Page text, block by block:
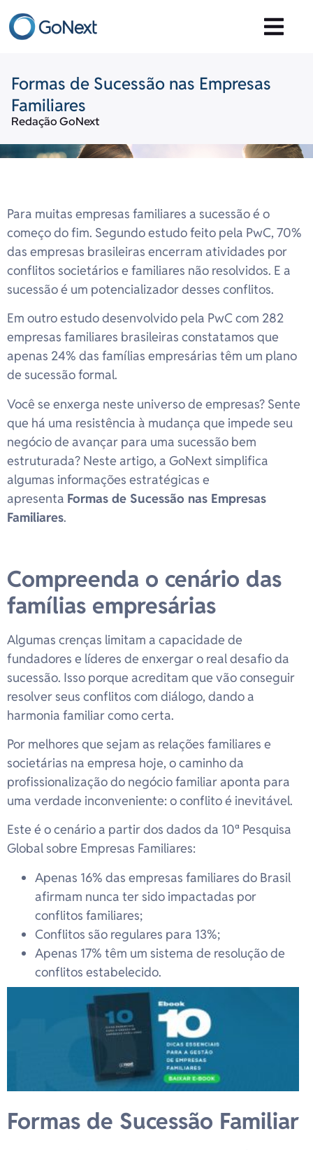
Formas de Sucessão nas Empresas
Familiares
Redação GoNext
Para muitas empresas familiares a sucessão é o
começo do fim. Segundo estudo feito pela PwC, 70%
das empresas brasileiras encerram atividades por
conflitos societários e familiares não resolvidos. E a
sucessão é um potencializador desses conflitos.
Em outro estudo desenvolvido pela PwC com 282
empresas familiares brasileiras constatamos que
apenas 24% das famílias empresárias têm um plano
de sucessão formal.
Você se enxerga neste universo de empresas? Sente
que há uma resistência à mudança que impede seu
negócio de avançar para uma sucessão bem
estruturada? Neste artigo, a GoNext simplifica
algumas informações estratégicas e
apresenta Formas de Sucessão nas Empresas
Familiares.
Compreenda o cenário das
famílias empresárias
Algumas crenças limitam a capacidade de
fundadores e líderes de enxergar o real desafio da
sucessão. Isso porque acreditam que vão conseguir
resolver seus conflitos com diálogo, dando a
harmonia familiar como certa.
Por melhores que sejam as relações familiares e
societárias na empresa hoje, o caminho da
profissionalização do negócio familiar aponta para
uma verdade inconveniente: o conflito é inevitável.
Este é o cenário a partir dos dados da 10ª Pesquisa
Global sobre Empresas Familiares:
Apenas 16% das empresas familiares do Brasil
afirmam nunca ter sido impactadas por
conflitos familiares;
Conflitos são regulares para 13%;
Apenas 17% têm um sistema de resolução de
conflitos estabelecido.
Formas de Sucessão Familiar